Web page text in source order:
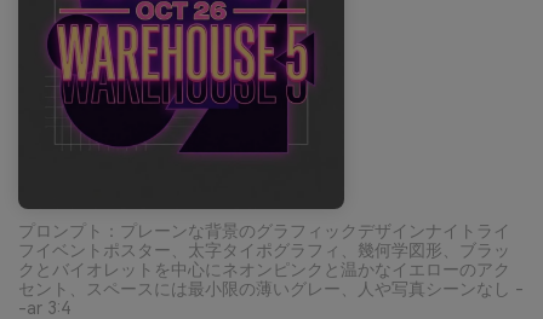
プロンプト：プレーンな背景のグラフィックデザインナイトライ
フイベントポスター、太字タイポグラフィ、幾何学図形、ブラッ
クとバイオレットを中心にネオンピンクと温かなイエローのアク
セント、スペースには最小限の薄いグレー、人や写真シーンなし -
-ar 3:4